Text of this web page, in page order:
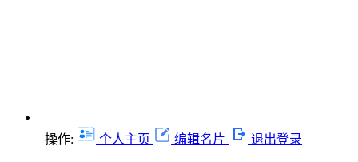
操作: 个人主页 编辑名片 退出登录